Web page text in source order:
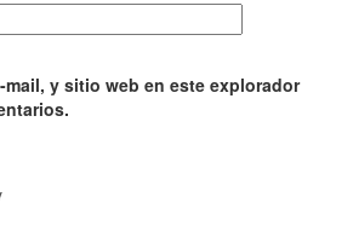
mail, y sitio web en este explorador